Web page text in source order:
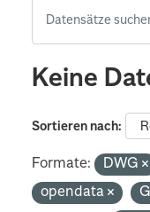
Keine
Sortieren nach
Formate: DWG
opendata